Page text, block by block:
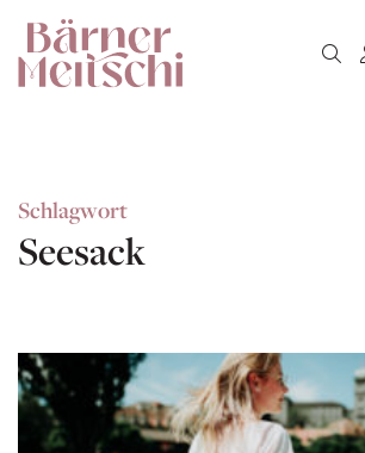
Schlagwort
Seesack